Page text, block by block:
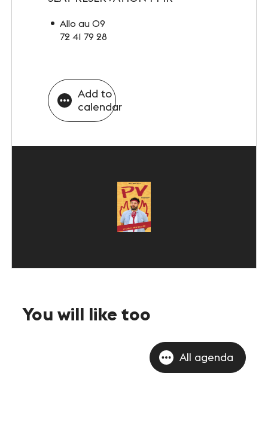
Allo au 09
72 41 79 28
Add to
calendar
You will like too
All agenda